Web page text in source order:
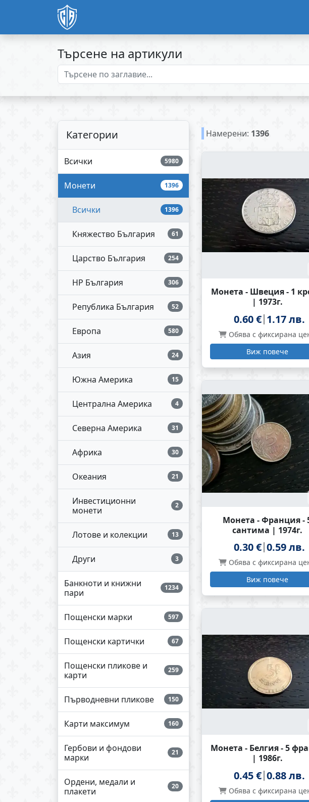
Търсене на артикули
Категории
Всички 5980
Монети 1396
Всички 1396
Княжество България 61
Царство България 254
НР България 306
Република България 52
Европа 580
Азия 24
Южна Америка 15
Централна Америка 4
Северна Америка 31
Африка 30
Океания 21
Инвестиционни
монети
2
Лотове и колекции 13
Други 3
Банкноти и книжни
пари
1234
Пощенски марки 597
Пощенски картички 67
Пощенски пликове и
карти
259
Първодневни пликове 150
Карти максимум 160
Гербови и фондови
марки
21
Ордени, медали и
плакети
20
Намерени: 1396
Монета - Швеция - 1
| 1973г.
0.60 € 1.17 лв.
Обява с фиксирана
Виж повече
Монета - Франция -
сантима | 1974г.
0.30 € 0.59 лв.
Обява с фиксирана
Виж повече
Монета - Белгия - 5
| 1986г.
0.45 € 0.88 лв.
Обява с фиксирана